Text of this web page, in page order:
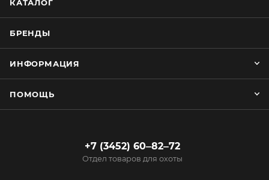
КАТАЛОГ
БРЕНДЫ
ИНФОРМАЦИЯ
ПОМОЩЬ
+7 (3452) 60‒82‒72
Отдел товаров для охоты